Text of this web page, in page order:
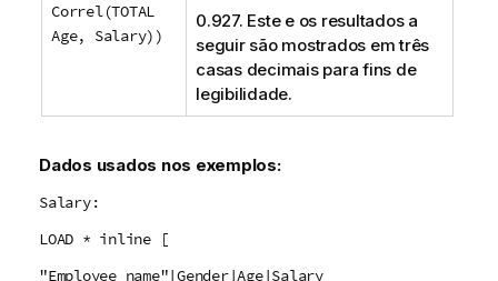
Correl(TOTAL
Age, Salary))
0.927. Este e os resultados a
seguir são mostrados em três
casas decimais para fins de
legibilidade.
Dados usados nos exemplos:
Salary:
LOAD * inline [
"Employee name"|Gender|Age|Salary